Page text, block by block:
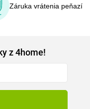
Záruka vrátenia peňazí
z 4home!